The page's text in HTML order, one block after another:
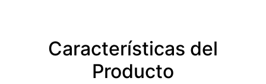
Características del
Producto